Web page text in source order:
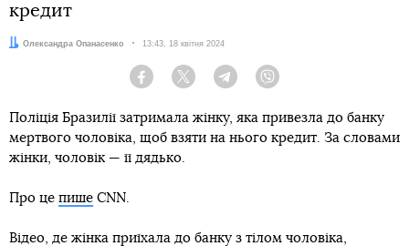
кредит
Автор:
Олександра Опанасенко Дата:
13:43, 18 квітня 2024
Facebook Twitter Telegram
Поліція Бразилії затримала жінку, яка привезла до банку
мертвого чоловіка, щоб взяти на нього кредит. За словами
жінки, чоловік — її дядько.
Про це пише CNN.
Відео, де жінка приїхала до банку з тілом чоловіка,